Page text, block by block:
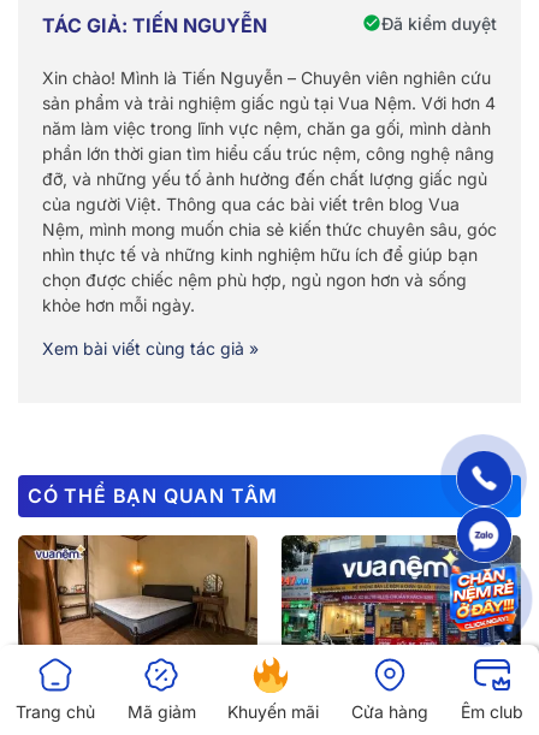
TÁC GIẢ: TIẾN NGUYỄN Đã kiểm duyệt
Xin chào! Mình là Tiến Nguyễn – Chuyên viên nghiên cứu
sản phẩm và trải nghiệm giấc ngủ tại Vua Nệm. Với hơn 4
năm làm việc trong lĩnh vực nệm, chăn ga gối, mình dành
phần lớn thời gian tìm hiểu cấu trúc nệm, công nghệ nâng
đỡ, và những yếu tố ảnh hưởng đến chất lượng giấc ngủ
của người Việt. Thông qua các bài viết trên blog Vua
Nệm, mình mong muốn chia sẻ kiến thức chuyên sâu, góc
nhìn thực tế và những kinh nghiệm hữu ích để giúp bạn
chọn được chiếc nệm phù hợp, ngủ ngon hơn và sống
khỏe hơn mỗi ngày.
Xem bài viết cùng tác giả »
CÓ THỂ BẠN QUAN TÂM
Cập nhật top 10 địa chỉ mua
nệm lò xo giá rẻ Hà Nội năm
Top 12 cửa hàng chăn ga gối
nệm uy tín, giá tốt tại Hà Nội
Trang chủ Mã giảm Khuyến mãi Cửa hàng Êm club